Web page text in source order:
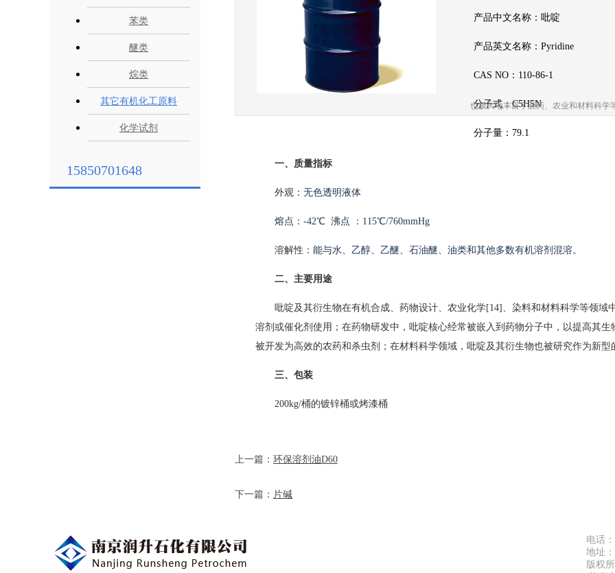
苯类
醚类
烷类
其它有机化工原料
化学试剂
15850701648
产品中文名称：吡啶
产品英文名称：Pyridine
CAS NO：110-86-1
分子式：C5H5N
分子量：79.1
也极大地丰富了医药、农业和材料科学
一、质量指标
外观： 无色透明液体
熔点： -42℃ 沸点 ：115℃/760mmHg
溶解性： 能与水、乙醇、乙醚、石油醚、油类和其他多数有机溶剂混溶。
二、主要用途
吡啶及其衍生物在有机合成、药物设计、农业化学[14] 、染料和材料科学等领域
溶剂或催化剂使用；在药物研发中，吡啶核心经常被嵌入到药物分子中，以提高其生
被开发为高效的农药和杀虫剂；在材料科学领域，吡啶及其衍生物也被研究作为新型
三、包装
200kg/桶的镀锌桶或烤漆桶
上一篇： 环保溶剂油D60
下一篇： 片碱
电话
地址
版权